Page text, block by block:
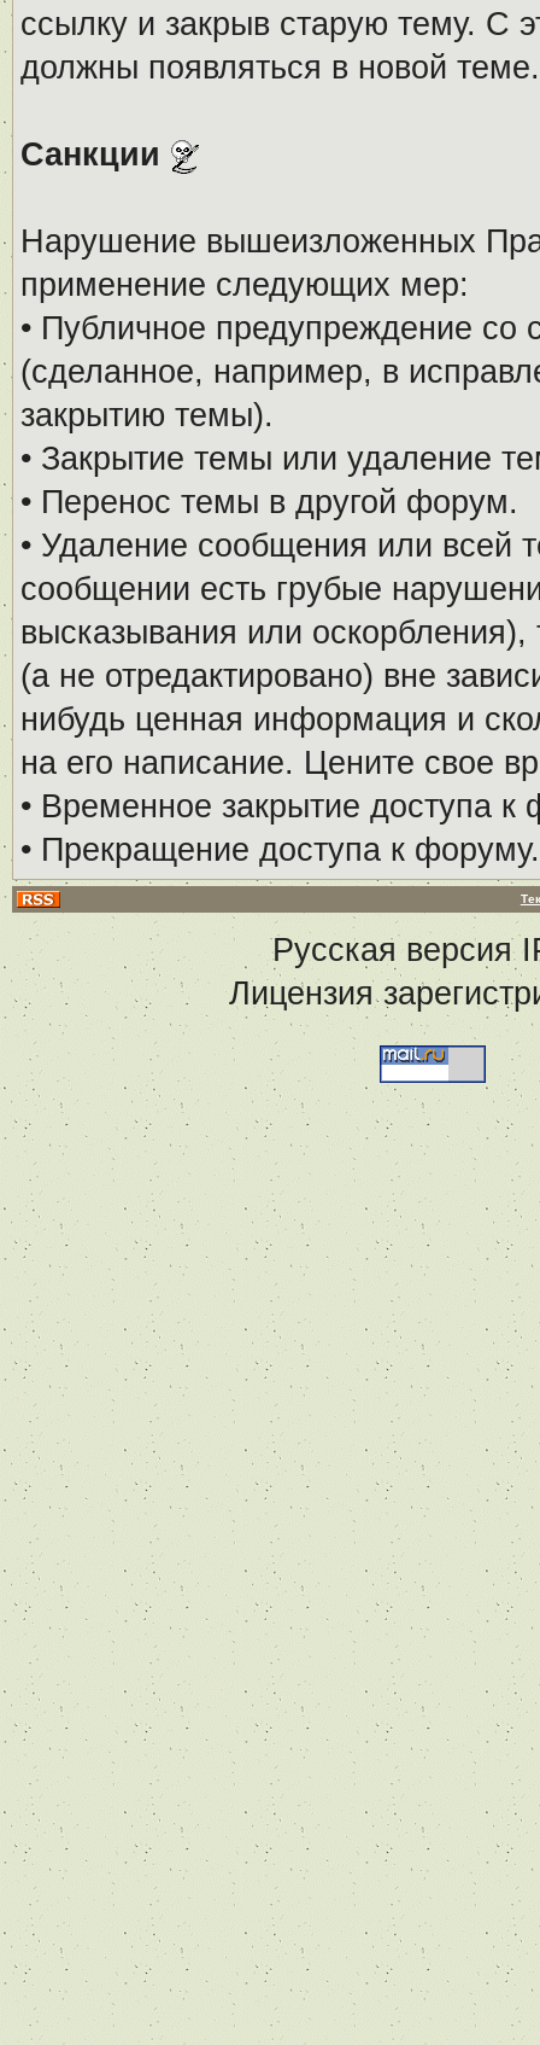
ссылку и закрыв старую тему. С
должны появляться в новой теме.
Санкции
Нарушение вышеизложенных
применение следующих мер:
• Публичное предупреждение
(сделанное, например, в
закрытию темы).
• Закрытие темы или удаление
• Перенос темы в другой форум.
• Удаление сообщения или всей
сообщении есть грубые
высказывания или
(а не отредактировано) вне
нибудь ценная информация и
на его написание. Цените свое
• Временное закрытие доступа к
• Прекращение доступа к форуму.
Русская версия
Лицензия